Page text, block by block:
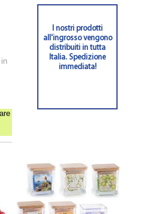
I nostri prodotti
all'ingrosso vengono
distribuiti in tutta
Italia. Spedizione
immediata!